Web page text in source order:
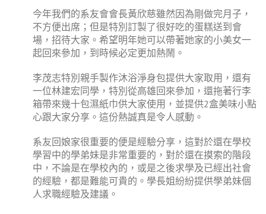
今年我們的系友會會長黃欣慈雖然因為剛做完月子，
不方便出席；但是特別訂製了很好吃的蛋糕送到會
場，招待大家。希望明年她可以帶著她家的小美女一
起回來參加，到時候必定更加熱鬧。
李茂志特別親手製作沐浴淨身包提供大家取用，還有
一位林建宏同學，特別從高雄回來參加，還拖著行李
箱帶來幾十包濕紙巾供大家使用，並提供2盒美味小點
心跟大家分享。這份熱誠真是令人感動。
系友回娘家很重要的便是經驗分享，這對於還在學校
學習中的學弟妹是非常重要的，對於還在摸索的階段
中，不論是在學校內的，或是之後求學及已經出社會
的經驗，都是難能可貴的。學長姐紛紛提供學弟妹個
人求職經驗及建議。